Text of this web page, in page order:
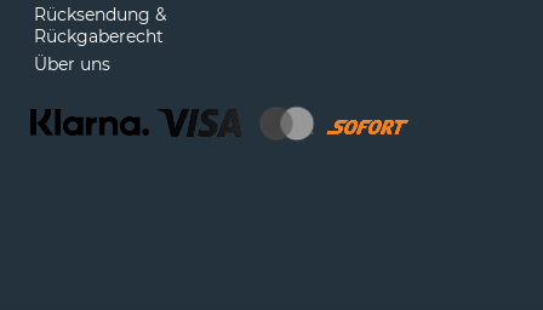
Rücksendung &
Rückgaberecht
Über uns